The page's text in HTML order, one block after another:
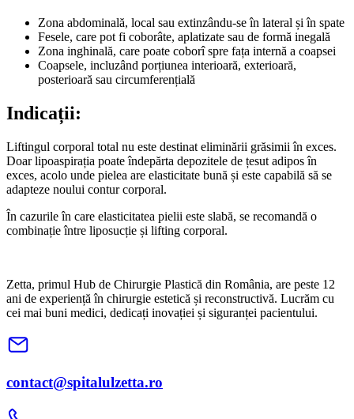
Zona abdominală, local sau extinzându-se în lateral și în spate
Fesele, care pot fi coborâte, aplatizate sau de formă inegală
Zona inghinală, care poate coborî spre fața internă a coapsei
Coapsele, incluzând porțiunea interioară, exterioară,
posterioară sau circumferențială
Indicații:
Liftingul corporal total nu este destinat eliminării grăsimii în exces.
Doar lipoaspirația poate îndepărta depozitele de țesut adipos în
exces, acolo unde pielea are elasticitate bună și este capabilă să se
adapteze noului contur corporal.
În cazurile în care elasticitatea pielii este slabă, se recomandă o
combinație între liposucție și lifting corporal.
Zetta, primul Hub de Chirurgie Plastică din România, are peste 12
ani de experiență în chirurgie estetică și reconstructivă. Lucrăm cu
cei mai buni medici, dedicați inovației și siguranței pacientului.
contact@spitalulzetta.ro